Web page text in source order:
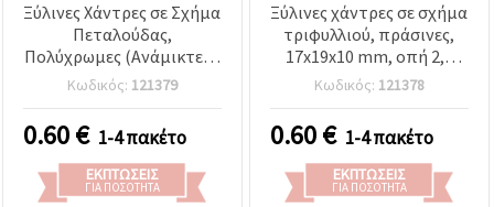
Ξύλινες Χάντρες σε Σχήμα
Πεταλούδας,
Πολύχρωμες (Ανάμικτες),
19x18x6 mm, Οπή 2 mm –
Σετ 5 τμχ., για
Κοσμήματα, Διακόσμηση
& Χειροτεχνίες
Κωδικός: 121379
0.60€ 1-4 πακέτο
ΕΚΠΤΏΣΕΙΣ
ΓΙΑ ΠΟΣΌΤΗΤΑ
Ξύλινες χάντρες σε σχήμα
τριφυλλιού, πράσινες,
17x19x10 mm, οπή 2,5
mm - 5 τεμ.
Κωδικός: 121378
0.60€ 1-4 πακέτο
ΕΚΠΤΏΣΕΙΣ
ΓΙΑ ΠΟΣΌΤΗΤΑ